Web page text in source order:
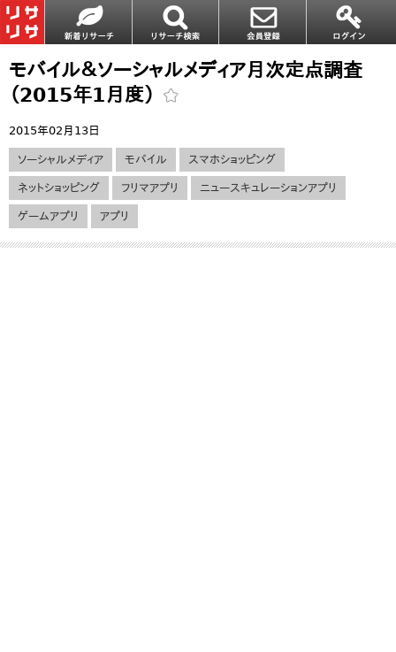
モバイル＆ソーシャルメディア月次定点調査
（2015年1月度）
2015年02月13日
ソーシャルメディア モバイル スマホショッピング
ネットショッピング フリマアプリ ニュースキュレーションアプリ
ゲームアプリ アプリ